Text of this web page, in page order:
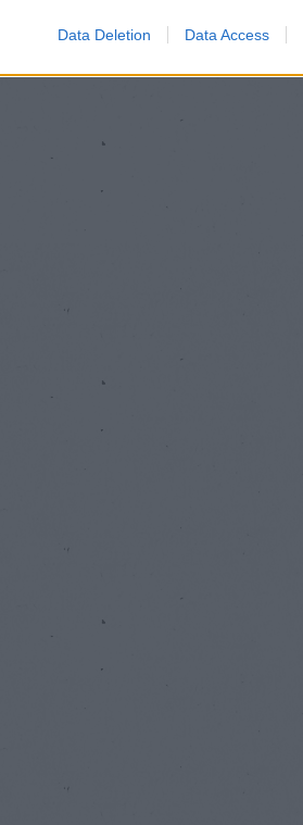
Data Deletion Data Access